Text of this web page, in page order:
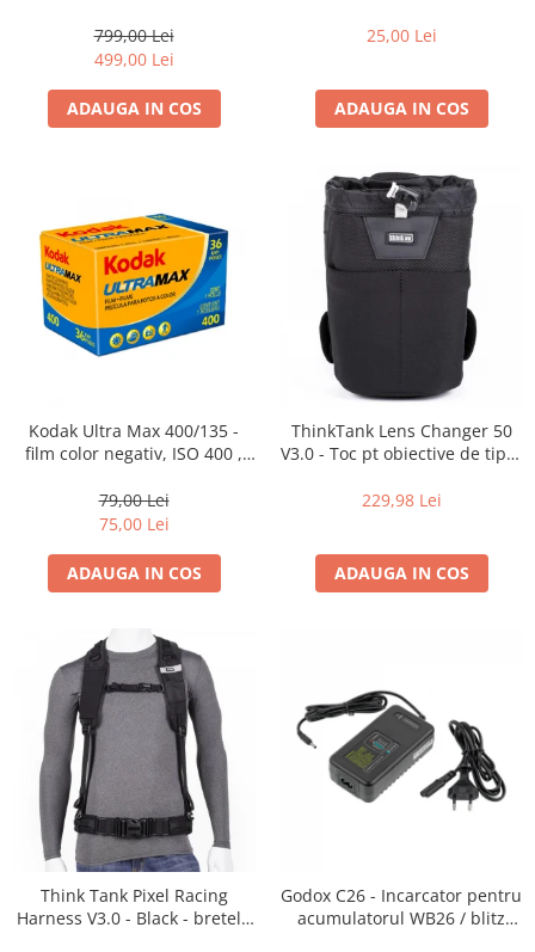
799,00 Lei
499,00 Lei
ADAUGA IN COS
25,00 Lei
ADAUGA IN COS
Kodak Ultra Max 400/135 -
film color negativ, ISO 400 ,
79,00 Lei
75,00 Lei
ADAUGA IN COS
ThinkTank Lens Changer 50
V3.0 - Toc pt obiective de tipul
229,98 Lei
ADAUGA IN COS
Think Tank Pixel Racing
Harness V3.0 - Black - bretele
Godox C26 - Incarcator pentru
acumulatorul WB26 / blitz